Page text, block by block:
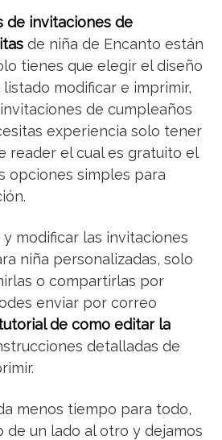
de invitaciones de
de niña de Encanto están
tienes que elegir el diseño
modificar e imprimir,
de cumpleaños
experiencia solo tener
reader el cual es gratuito el
opciones simples para
modificar las invitaciones
niña personalizadas, solo
o compartirlas por
enviar por correo
de como editar la
detalladas de
menos tiempo para todo,
de un lado al otro y dejamos